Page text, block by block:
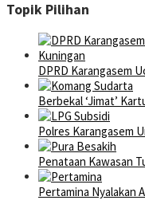
Topik Pilihan
DPRD Karangasem
Berbekal ‘Jimat’
Polres Karangasem
Penataan Kawasan
Pertamina Nyalakan